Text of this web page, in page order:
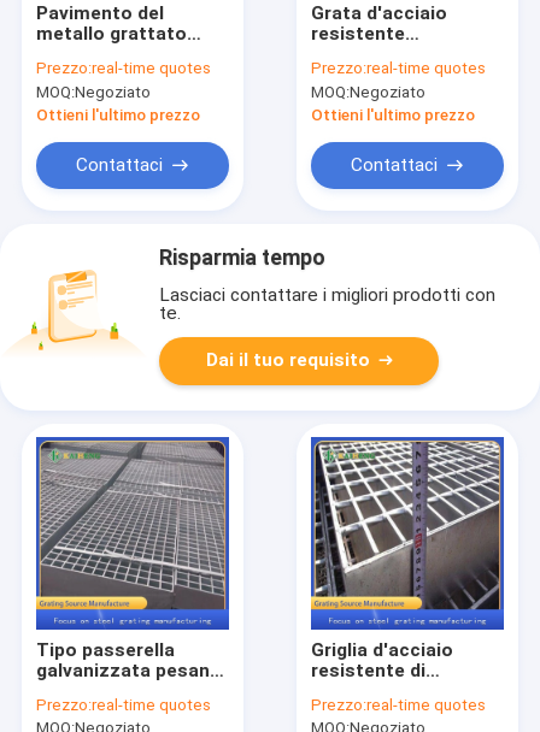
Pavimento del
metallo grattato
della forgia del
pavimento di
G1008/40/100FG per
Prezzo:real-time quotes
MOQ:Negoziato
Ottieni l'ultimo prezzo
Contattaci
Grata d'acciaio
resistente
passerella del
metallo della griglia
di G1508/40/100FG
Prezzo:real-time quotes
MOQ:Negoziato
Ottieni l'ultimo prezzo
Contattaci
Risparmia tempo
Lasciaci contattare i migliori prodotti con
te.
Dai il tuo requisito
Tipo passerella
galvanizzata pesante
immersione calda del
Prezzo:real-time quotes
MOQ:Negoziato
Griglia d'acciaio
resistente di
galvanizzazione di
Prezzo:real-time quotes
MOQ:Negoziato